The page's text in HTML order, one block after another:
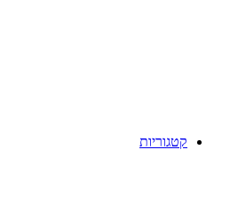
קטגוריות